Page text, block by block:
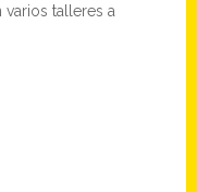
talleres a